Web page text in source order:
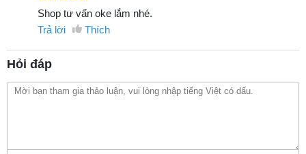
Shop tư vấn oke lắm nhé.
Trả lời
Thích
Hỏi đáp